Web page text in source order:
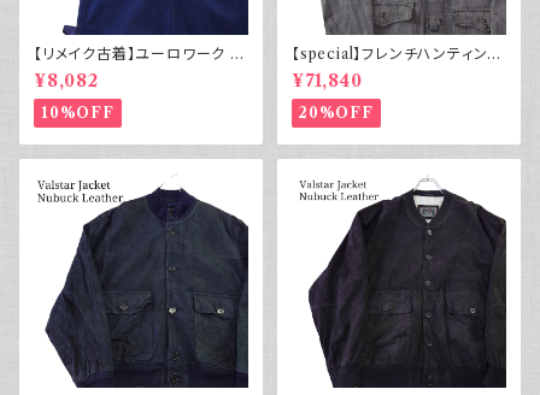
【リメイク古着】ユーロワーク ベ
スト フランス軍GAOモチーフ 管
理番号E217
¥8,082
10%OFF
【special】フレンチハンティング
ジャケット コットンピケ 動物ボ
タン50s
¥71,840
20%OFF